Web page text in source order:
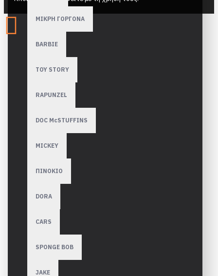
ΜΙΚΡΗ ΓΟΡΓΟΝΑ
BARBIE
TOY STORY
RAPUNZEL
DOC McSTUFFINS
MICKEY
ΠΙΝΟΚΙΟ
DORA
CARS
SPONGE BOB
JAKE